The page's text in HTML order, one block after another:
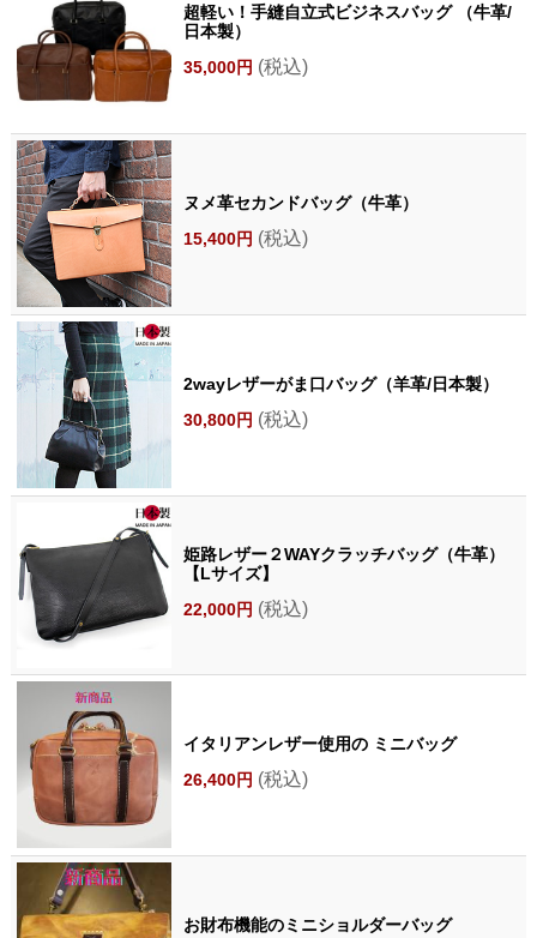
超軽い！手縫自立式ビジネスバッグ （牛革/
日本製）
35,000円 (税込)
ヌメ革セカンドバッグ（牛革）
15,400円 (税込)
2wayレザーがま口バッグ（羊革/日本製）
30,800円 (税込)
姫路レザー２WAYクラッチバッグ（牛革）
【Lサイズ】
22,000円 (税込)
イタリアンレザー使用の ミニバッグ
26,400円 (税込)
お財布機能のミニショルダーバッグ